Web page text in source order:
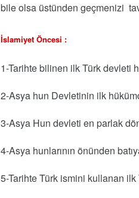
bile olsa üstünden geçmenizi
İslamiyet Öncesi :
1-Tarihte bilinen ilk Türk devleti
2-Asya hun Devletinin ilk
3-Asya Hun devleti en parlak
4-Asya hunlarının önünden
5-Tarihte Türk ismini kullanan